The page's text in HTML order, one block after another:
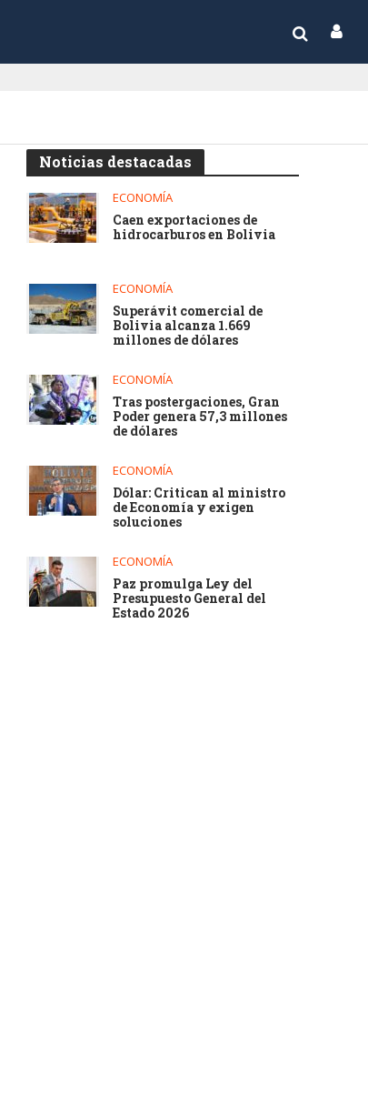
Noticias destacadas
ECONOMÍA
Caen exportaciones de
hidrocarburos en Bolivia
ECONOMÍA
Superávit comercial de
Bolivia alcanza 1.669
millones de dólares
ECONOMÍA
Tras postergaciones, Gran
Poder genera 57,3 millones
de dólares
ECONOMÍA
Dólar: Critican al ministro
de Economía y exigen
soluciones
ECONOMÍA
Paz promulga Ley del
Presupuesto General del
Estado 2026